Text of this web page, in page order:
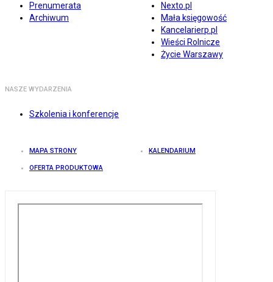
Prenumerata
Archiwum
Nexto.pl
Mała księgowość
Kancelarierp.pl
Wieści Rolnicze
Życie Warszawy
NASZE WYDARZENIA
Szkolenia i konferencje
MAPA STRONY KALENDARIUM
OFERTA PRODUKTOWA